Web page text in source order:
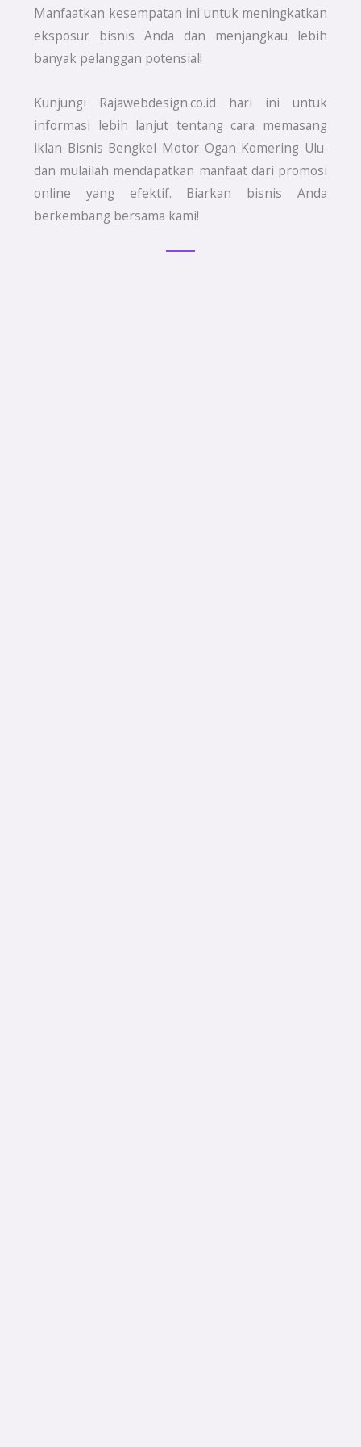
Manfaatkan kesempatan ini untuk meningkatkan
eksposur bisnis Anda dan menjangkau lebih
banyak pelanggan potensial!
Kunjungi Rajawebdesign.co.id hari ini untuk
informasi lebih lanjut tentang cara memasang
iklan Bisnis Bengkel Motor Ogan Komering Ulu
dan mulailah mendapatkan manfaat dari promosi
online yang efektif. Biarkan bisnis Anda
berkembang bersama kami!